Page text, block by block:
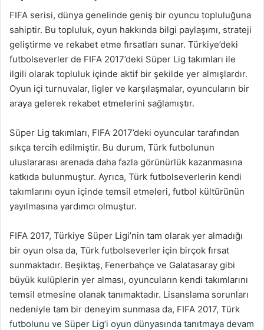
FIFA serisi, dünya genelinde geniş bir oyuncu topluluğuna
sahiptir. Bu topluluk, oyun hakkında bilgi paylaşımı, strateji
geliştirme ve rekabet etme fırsatları sunar. Türkiye’deki
futbolseverler de FIFA 2017’deki Süper Lig takımları ile
ilgili olarak topluluk içinde aktif bir şekilde yer almışlardır.
Oyun içi turnuvalar, ligler ve karşılaşmalar, oyuncuların bir
araya gelerek rekabet etmelerini sağlamıştır.
Süper Lig takımları, FIFA 2017’deki oyuncular tarafından
sıkça tercih edilmiştir. Bu durum, Türk futbolunun
uluslararası arenada daha fazla görünürlük kazanmasına
katkıda bulunmuştur. Ayrıca, Türk futbolseverlerin kendi
takımlarını oyun içinde temsil etmeleri, futbol kültürünün
yayılmasına yardımcı olmuştur.
FIFA 2017, Türkiye Süper Ligi’nin tam olarak yer almadığı
bir oyun olsa da, Türk futbolseverler için birçok fırsat
sunmaktadır. Beşiktaş, Fenerbahçe ve Galatasaray gibi
büyük kulüplerin yer alması, oyuncuların kendi takımlarını
temsil etmesine olanak tanımaktadır. Lisanslama sorunları
nedeniyle tam bir deneyim sunmasa da, FIFA 2017, Türk
futbolunu ve Süper Lig’i oyun dünyasında tanıtmaya devam